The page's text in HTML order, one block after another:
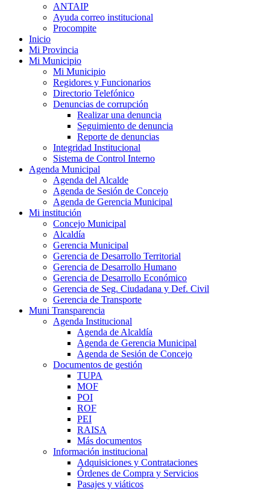
ANTAIP
Ayuda correo institucional
Procompite
Inicio
Mi Provincia
Mi Municipio
Mi Municipio
Regidores y Funcionarios
Directorio Telefónico
Denuncias de corrupción
Realizar una denuncia
Seguimiento de denuncia
Reporte de denuncias
Integridad Institucional
Sistema de Control Interno
Agenda Municipal
Agenda del Alcalde
Agenda de Sesión de Concejo
Agenda de Gerencia Municipal
Mi institución
Concejo Municipal
Alcaldía
Gerencia Municipal
Gerencia de Desarrollo Territorial
Gerencia de Desarrollo Humano
Gerencia de Desarrollo Económico
Gerencia de Seg. Ciudadana y Def. Civil
Gerencia de Transporte
Muni Transparencia
Agenda Institucional
Agenda de Alcaldía
Agenda de Gerencia Municipal
Agenda de Sesión de Concejo
Documentos de gestión
TUPA
MOF
POI
ROF
PEI
RAISA
Más documentos
Información institucional
Adquisiciones y Contrataciones
Órdenes de Compra y Servicios
Pasajes y viáticos